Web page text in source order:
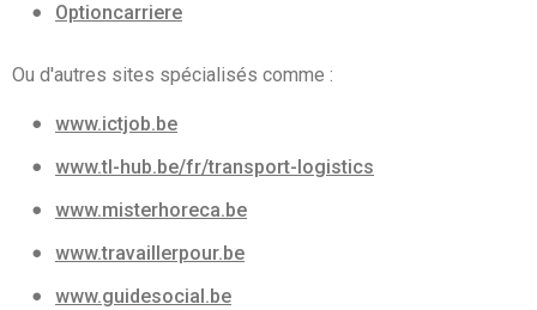
Optioncarriere
Ou d'autres sites spécialisés comme :
www.ictjob.be
www.tl-hub.be/fr/transport-logistics
www.misterhoreca.be
www.travaillerpour.be
www.guidesocial.be